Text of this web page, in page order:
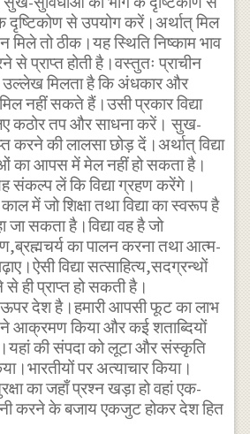
दृष्टिकोण से उपयोग करें।अर्थात् मिल
मिले तो ठीक।यह स्थिति निष्काम भाव
से प्राप्त होती है।वस्तुतः प्राचीन
उल्लेख मिलता है कि अंधकार और
नहीं सकते हैं।उसी प्रकार विद्या
कठोर तप और साधना करें। सुख-
करने की लालसा छोड़ दें।अर्थात् विद्या
का आपस में मेल नहीं हो सकता है।
संकल्प लें कि विद्या ग्रहण करेंगे।
में जो शिक्षा तथा विद्या का स्वरूप है
जा सकता है।विद्या वह है जो
का पालन करना तथा आत्म-
विद्या सत्साहित्य,सदग्रन्थों
ही प्राप्त हो सकती है।
ऊपर देश है।हमारी आपसी फूट का लाभ
ने आक्रमण किया और कई शताब्दियों
की संपदा को लूटा और संस्कृति
पर अत्याचार किया।
का जहाँ प्रश्न खड़ा हो वहां एक-
करने के बजाय एकजुट होकर देश हित